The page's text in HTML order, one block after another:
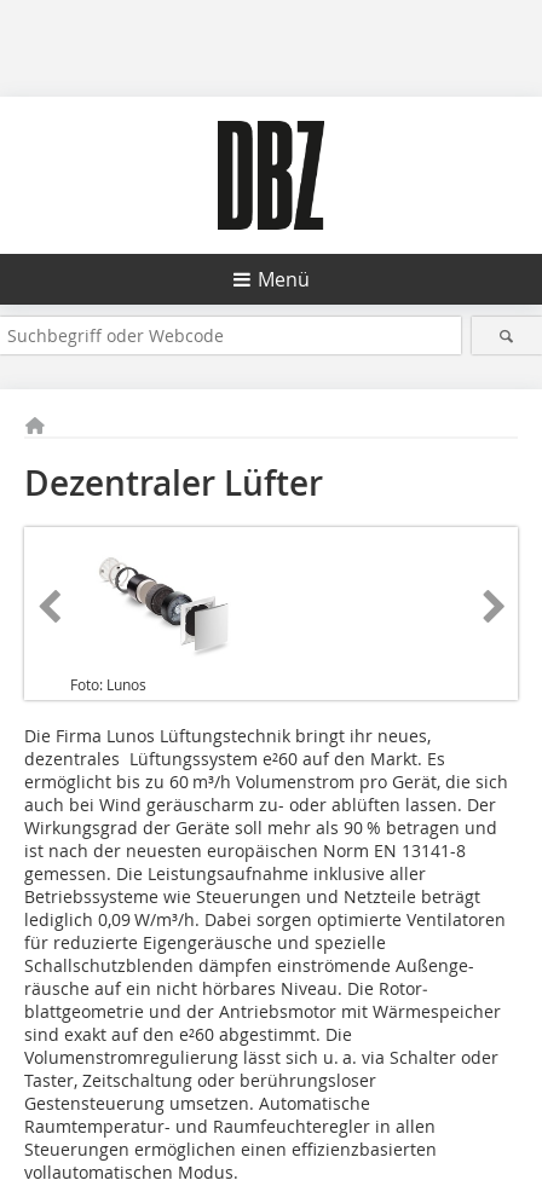
Menü
Dezentraler Lüfter
Foto: Lunos
Die Firma Lunos Lüftungstechnik bringt ihr neues,
dezentrales Lüftungssystem e²60 auf den Markt. Es
ermöglicht bis zu 60 m³/h Volumenstrom pro Gerät, die sich
auch bei Wind geräuscharm zu- oder ablüften lassen. Der
Wirkungsgrad der Geräte soll mehr als 90 % betragen und
ist nach der neuesten europäischen Norm EN 13141-8
gemessen. Die Leistungsaufnahme inklusive aller
Betriebssysteme wie Steuerungen und Netzteile beträgt
lediglich 0,09 W/m³/h. Dabei sorgen optimierte Ventilatoren
für reduzierte Eigengeräusche und spezielle
Schallschutzblenden dämpfen einströmende Außen­ge-
räusche auf ein nicht hörbares Niveau. Die Rotor­
blattgeometrie und der Antriebsmotor mit Wärmespeicher
sind exakt auf den e²60 abgestimmt. Die
Volumenstromregulierung lässt sich u. a. via Schalter oder
Taster, Zeitschaltung oder berührungsloser
Gestensteuerung umsetzen. Automatische
Raumtemperatur- und Raumfeuchteregler in allen
Steuerungen ermöglichen einen effizienzbasierten
vollautomatischen Modus.